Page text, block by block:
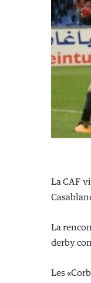
La CAF
La
derby
Les